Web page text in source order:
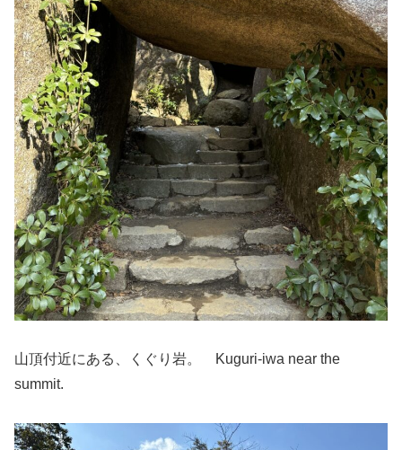
山頂付近にある、くぐり岩。 Kuguri-iwa near the
summit.